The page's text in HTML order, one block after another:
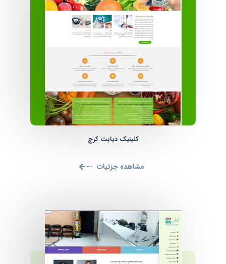
کلینیک دیابت کرج
مشاهده جزئیات